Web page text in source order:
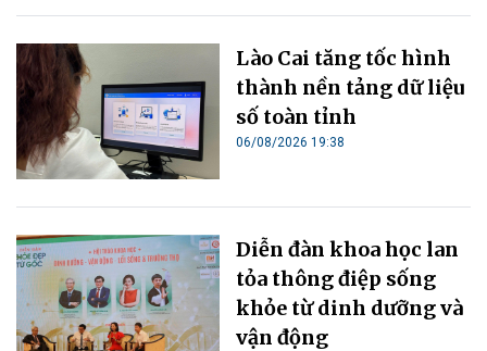
Lào Cai tăng tốc hình
thành nền tảng dữ liệu
số toàn tỉnh
06/08/2026 19:38
Diễn đàn khoa học lan
tỏa thông điệp sống
khỏe từ dinh dưỡng và
vận động